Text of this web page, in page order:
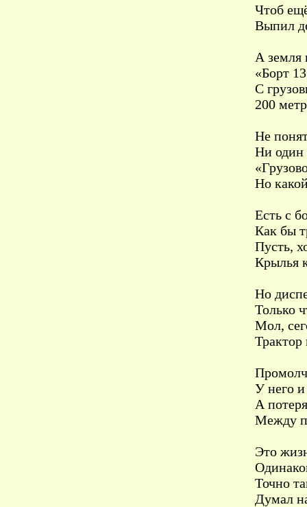
Чтоб
Выпил
А земля
«Борт
С
200
Не
Ни один
Но
Есть с
Как бы
Пусть,
Крылья
Но
Только
Мол,
Трактор
У него
А
Между
Это
Точно
Думал